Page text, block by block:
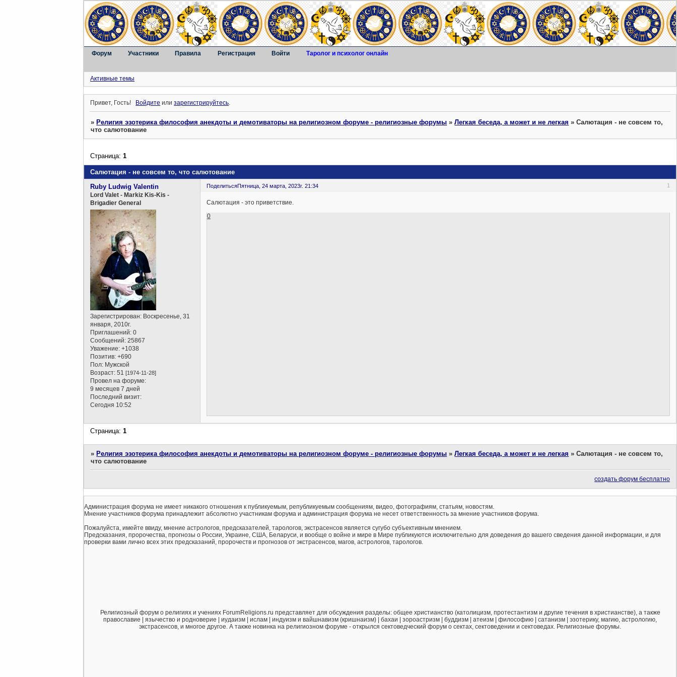
Форум Участники Правила Регистрация Войти Таролог и психолог онлайн
Активные темы
Привет, Гость! Войдите илизарегистрируйтесь.
»Религия эзотерика философия анекдоты и демотиваторы на религиозном форуме - религиозные форумы »Легкая беседа, а может и не легкая »Салютация - не совсем то,
что салютование
Салютация - не совсем то, что салютование
Страница:1
Поделиться 1
Пятница, 24 марта, 2023г. 21:34
Ruby Ludwig Valentin
Lord Valet - Markiz Kis-Kis -
Brigadier General
Зарегистрирован: Воскресенье, 31
января, 2010г.
Приглашений: 0
Сообщений: 25867
Уважение: +1038
Позитив: +690
Пол: Мужской
Возраст: 51[1974-11-28]
Провел на форуме:
9 месяцев 7 дней
Последний визит:
Сегодня 10:52
Салютация - это приветствие.
0
Страница:1
» Религия эзотерика философия анекдоты и демотиваторы на религиозном форуме - религиозные форумы »Легкая беседа, а может и не легкая »Салютация - не совсем то,
что салютование
создать форум бесплатно
Администрация форума не имеет никакого отношения к публикуемым, републикуемым сообщениям, видео, фотографиям, статьям, новостям.
Мнение участников форума принадлежит абсолютно участникам форума и администрация форума не несет ответственность за мнение участников форума.
Пожалуйста, имейте ввиду, мнение астрологов, предсказателей, тарологов, экстрасенсов является сугубо субъективным мнением.
Предсказания, пророчества, прогнозы о России, Украине, США, Беларуси, и вообще о войне и мире в Мире публикуются исключительно для доведения до вашего сведения данной информации, и для
проверки вами лично всех этих предсказаний, пророчеств и прогнозов от экстрасенсов, магов, астрологов, тарологов.
Религиозный форум о религиях и учениях ForumReligions.ru представляет для обсуждения разделы: общее христианство (католицизм, протестантизм и другие течения в христианстве), а также
православие | язычество и родноверие | иудаизм | ислам | индуизм и вайшнавизм (кришнаизм) | бахаи | зороастризм | буддизм | атеизм | философию | сатанизм | эзотерику, магию, астрологию,
экстрасенсов, и многое другое. А также новинка на религиозном форуме - открылся сектоведческий форум о сектах, сектоведении и сектоведах. Религиозные форумы.